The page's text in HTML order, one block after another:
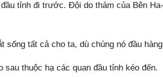
tỉnh đi trước. Đội do thám của Bên
sống tất cả cho ta, dù chúng nó đầu
sau thuộc hạ các quan đầu tỉnh kéo đến.